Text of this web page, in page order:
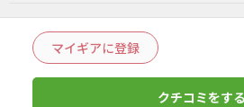
マイギアに登録
クチコミをする